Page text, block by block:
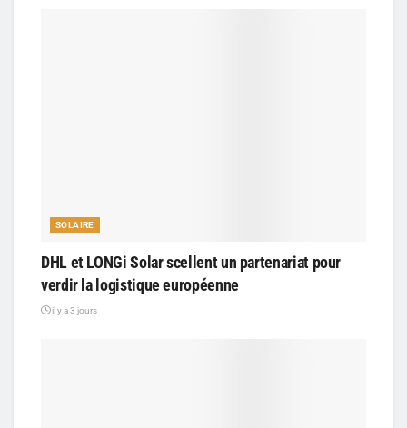
SOLAIRE
DHL et LONGi Solar scellent un partenariat pour
verdir la logistique européenne
il y a 3 jours